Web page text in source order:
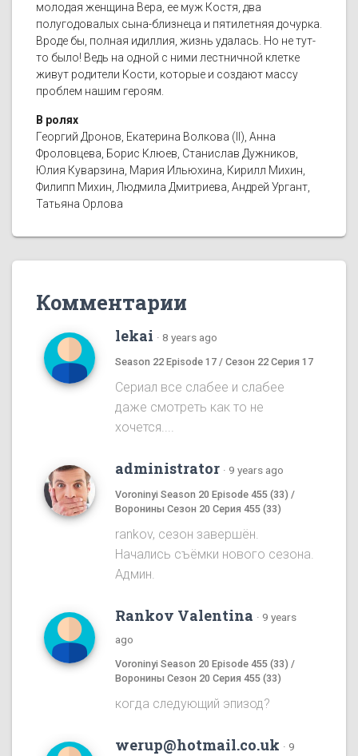
молодая женщина Вера, ее муж Костя, два
полугодовалых сына-близнеца и пятилетняя дочурка.
Вроде бы, полная идиллия, жизнь удалась. Но не тут-
то было! Ведь на одной с ними лестничной клетке
живут родители Кости, которые и создают массу
проблем нашим героям.
В ролях
Георгий Дронов, Екатерина Волкова (II), Анна
Фроловцева, Борис Клюев, Станислав Дужников,
Юлия Куварзина, Мария Ильюхина, Кирилл Михин,
Филипп Михин, Людмила Дмитриева, Андрей Ургант,
Татьяна Орлова
Комментарии
lekai · 8 years ago
Season 22 Episode 17 / Сезон 22 Серия 17
Сериал все слабее и слабее
даже смотреть как то не
хочется....
administrator · 9 years ago
Voroninyi Season 20 Episode 455 (33) /
Воронины Сезон 20 Серия 455 (33)
rankov, сезон завершён.
Начались съёмки нового сезона.
Админ.
Rankov Valentina · 9 years
ago
Voroninyi Season 20 Episode 455 (33) /
Воронины Сезон 20 Серия 455 (33)
когда следующий эпизод?
werup@hotmail.co.uk · 9